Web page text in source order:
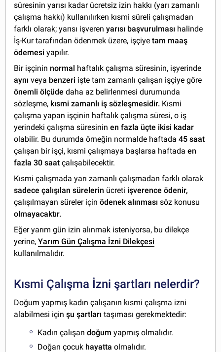
süresinin yarısı kadar ücretsiz izin hakkı (yarı zamanlı
çalışma hakkı) kullanılırken kısmi süreli çalışmadan
farklı olarak; yarısı işverenyarısı başvurulması halinde
İş-Kur tarafından ödenmek üzere, işçiyetam maaş
ödemesi yapılır.
Bir işçinin normal haftalık çalışma süresinin, işyerinde
aynı veya benzeri işte tam zamanlı çalışan işçiye göre
önemli ölçüde daha az belirlenmesi durumunda
sözleşme, kısmi zamanlı iş sözleşmesidir. Kısmi
çalışma yapan işçinin haftalık çalışma süresi, o iş
yerindeki çalışma süresininen fazla üçte ikisi kadar
olabilir. Bu durumda örneğin normalde haftada45 saat
çalışan bir işçi, kısmi çalışmaya başlarsa haftadaen
fazla 30 saat çalışabilecektir.
Kısmi çalışmada yarı zamanlı çalışmadan farklı olarak
sadece çalışılan sürelerin ücreti işverence ödenir,
çalışılmayan süreler içinödenek alınması söz konusu
olmayacaktır.
Eğer yarım gün izin alınmak isteniyorsa, bu dilekçe
yerine,Yarım Gün Çalışma İzni Dilekçesi
kullanılmalıdır.
Kısmi Çalışma İzni şartları nelerdir?
Doğum yapmış kadın çalışanın kısmi çalışma izni
alabilmesi içinşu şartları taşıması gerekmektedir:
Kadın çalışandoğum yapmış olmalıdır.
Doğan çocuk hayatta olmalıdır.